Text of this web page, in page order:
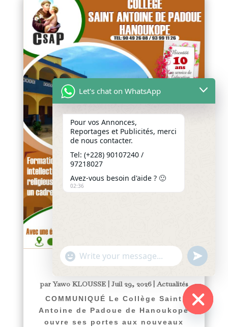
parYawo KLOUSSE| Juil 29, 2026|Actualités
COMMUNIQUÉ Le Collège Saint
Antoine de Padoue de Hanoukopé
ouvre ses portes aux nouveaux
Let's chat on WhatsApp
Pour vos Annonces,
Reportages et Publicités, merci
de nous contacter.
Tel: (+228) 90107240 /
97218027
Avez-vous besoin d'aide ? 🙂
02:36
"+chaty_settings.lang.emoji_picker+"
WhatsApp
undefined